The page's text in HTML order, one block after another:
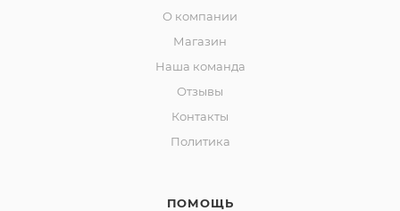
О компании
Магазин
Наша команда
Отзывы
Контакты
Политика
ПОМОЩЬ